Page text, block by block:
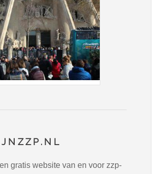
gratis website van en voor zzp-